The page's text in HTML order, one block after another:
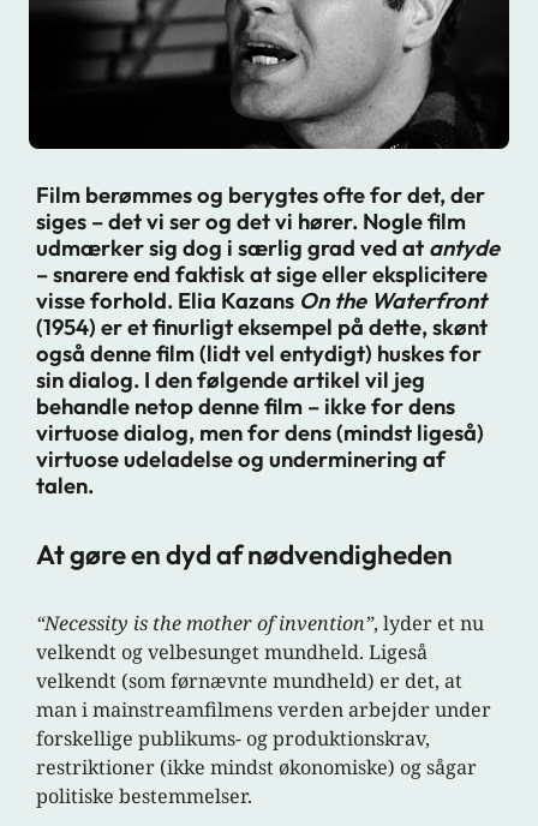
Film berømmes og berygtes ofte for det, der
siges – det vi ser og det vi hører. Nogle film
udmærker sig dog i særlig grad ved at antyde
– snarere end faktisk at sige eller eksplicitere
visse forhold. Elia Kazans On the Waterfront
(1954) er et finurligt eksempel på dette, skønt
også denne film (lidt vel entydigt) huskes for
sin dialog. I den følgende artikel vil jeg
behandle netop denne film – ikke for dens
virtuose dialog, men for dens (mindst ligeså)
virtuose udeladelse og underminering af
talen.
At gøre en dyd af nødvendigheden
“Necessity is the mother of invention”, lyder et nu
velkendt og velbesunget mundheld. Ligeså
velkendt (som førnævnte mundheld) er det, at
man i mainstreamfilmens verden arbejder under
forskellige publikums- og produktionskrav,
restriktioner (ikke mindst økonomiske) og sågar
politiske bestemmelser.